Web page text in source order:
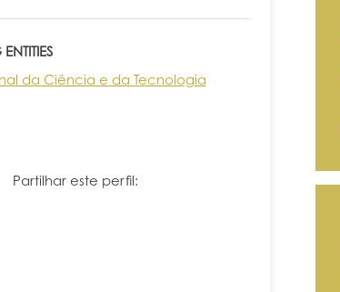
da Ciência e da Tecnologia
Partilhar este perfil: